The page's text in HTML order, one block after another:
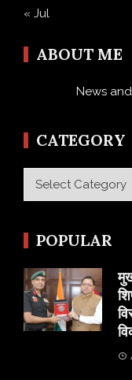
« Jul
ABOUT ME
News
CATEGORY
Category
POPULAR